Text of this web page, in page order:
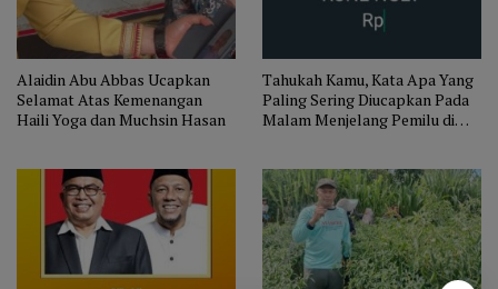
Alaidin Abu Abbas Ucapkan
Selamat Atas Kemenangan
Haili Yoga dan Muchsin Hasan
Tahukah Kamu, Kata Apa Yang
Paling Sering Diucapkan Pada
Malam Menjelang Pemilu di